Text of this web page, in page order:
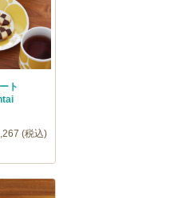
ト
(税込)